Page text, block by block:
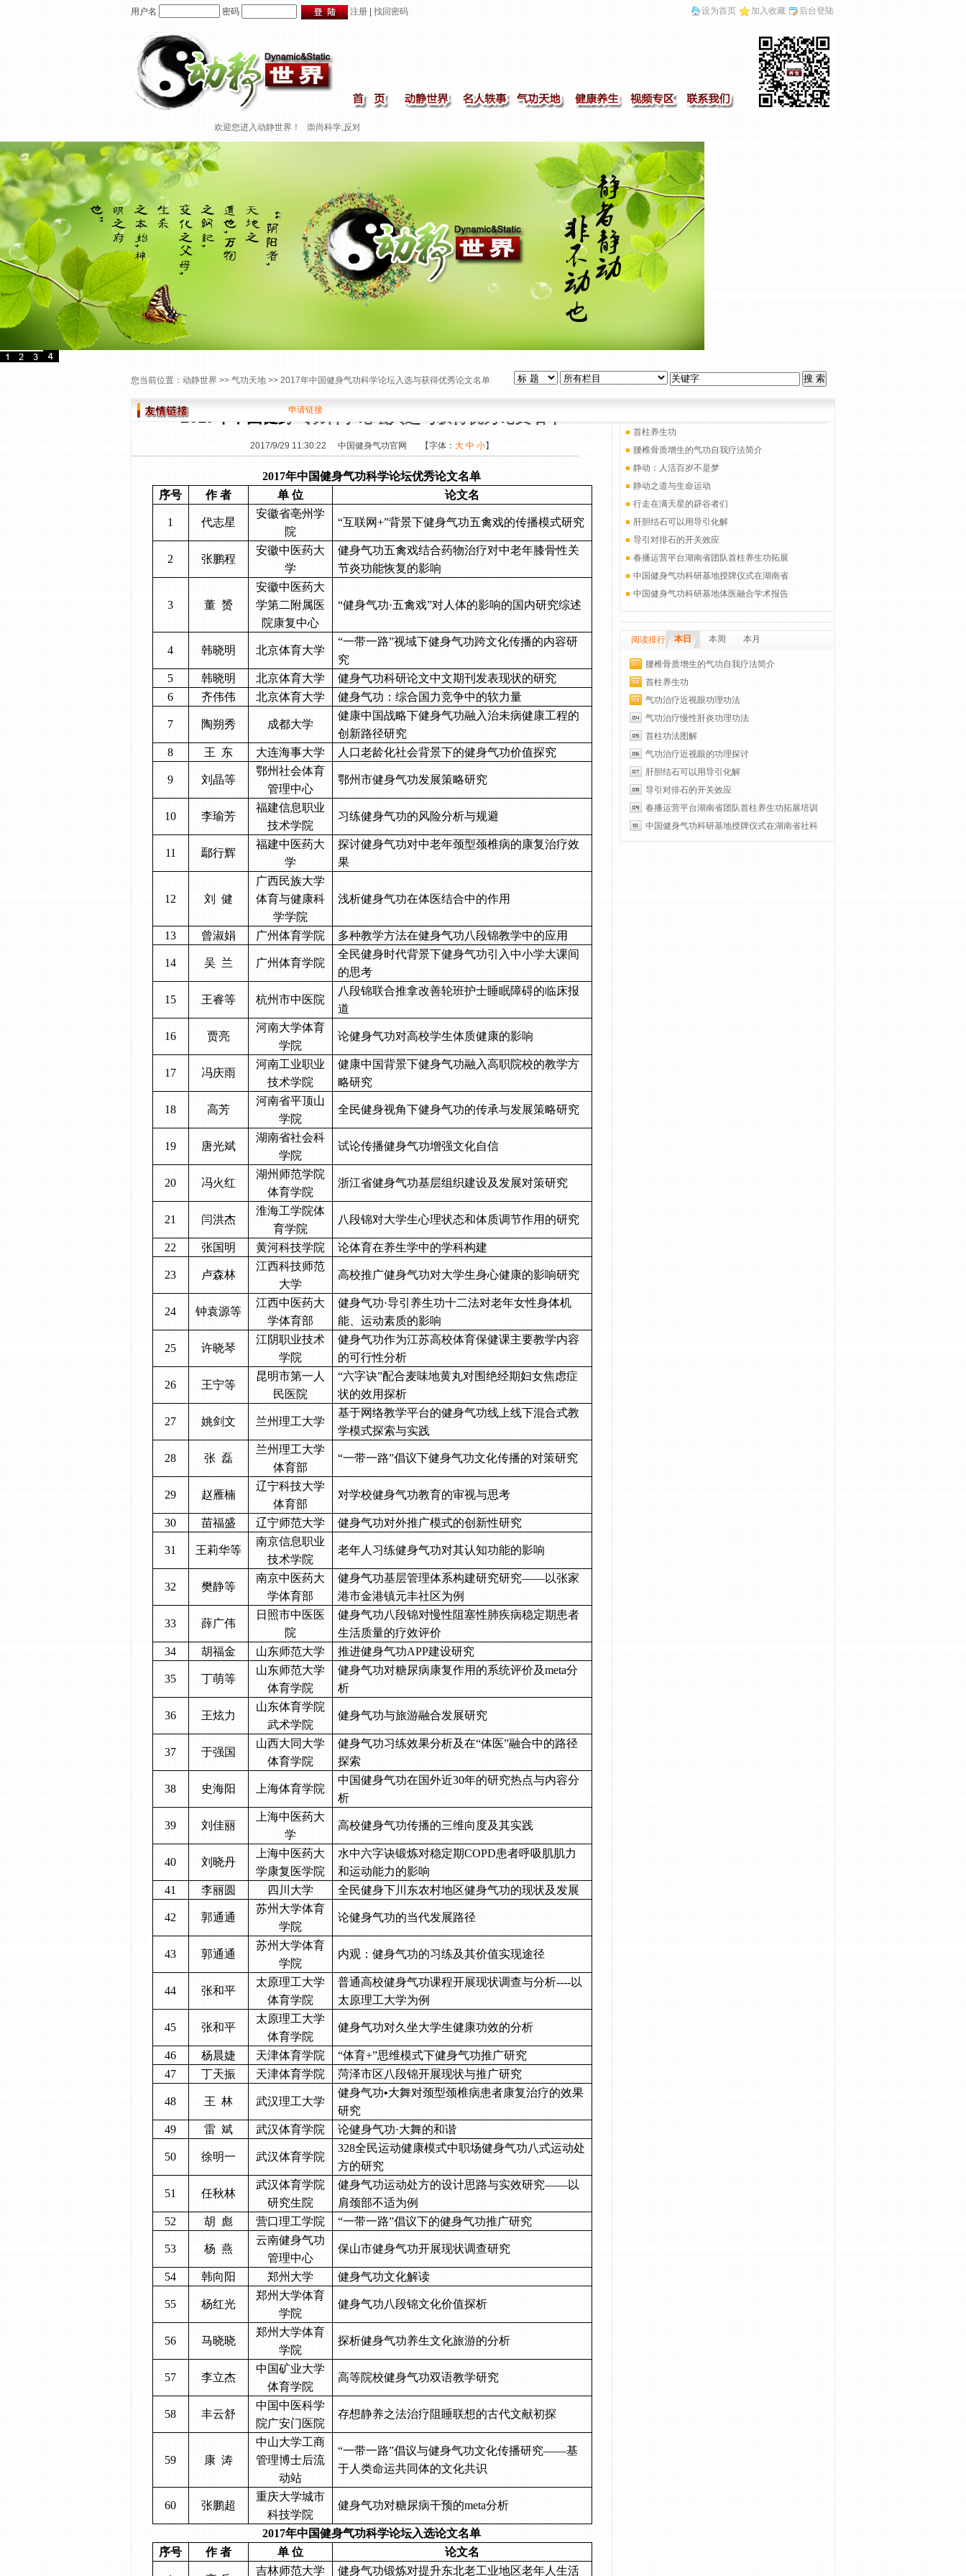
用户名 密码 注册 找回密码 设为首页 加入收藏 后台登陆
欢迎您进入动静世界！ 崇尚科学,反对迷信,弘扬中华传统文化精髓!
您当前位置： 动静世界 >> 气功天地 >> 2017年中国健身气功科学论坛入选与获得优秀论文名单
2017年中国健身气功科学论坛入选与获得优秀论文名单
2017/9/29 11:30:22 中国健身气功官网 【字体： 大 中 小】
2017年中国健身气功科学论坛优秀论文名单
序号
作 者 单 位 论文名
1 代志星
安徽省亳州学
院
“互联网+”背景下健身气功五禽戏的传播模式研究
2 张鹏程
安徽中医药大
学
健身气功五禽戏结合药物治疗对中老年膝骨性关
节炎功能恢复的影响
3 董 赟
安徽中医药大
学第二附属医
院康复中心
“健身气功·五禽戏”对人体的影响的国内研究综述
4 韩晓明 北京体育大学
“一带一路”视域下健身气功跨文化传播的内容研
究
5
韩晓明 北京体育大学
健身气功科研论文中文期刊发表现状的研究
6
齐伟伟 北京体育大学 健身气功：综合国力竞争中的软力量
7 陶朔秀 成都大学
健康中国战略下健身气功融入治未病健康工程的
创新路径研究
8
王 东 大连海事大学 人口老龄化社会背景下的健身气功价值探究
9 刘晶等
鄂州社会体育
管理中心
鄂州市健身气功发展策略研究
10 李瑜芳
福建信息职业
技术学院
习练健身气功的风险分析与规避
11 鄢行辉
福建中医药大
学
探讨健身气功对中老年颈型颈椎病的康复治疗效
果
12 刘 健
广西民族大学
体育与健康科
学学院
浅析健身气功在体医结合中的作用
13 曾淑娟 广州体育学院 多种教学方法在健身气功八段锦教学中的应用
14 吴 兰 广州体育学院
全民健身时代背景下健身气功引入中小学大课间
的思考
15 王睿等 杭州市中医院
八段锦联合推拿改善轮班护士睡眠障碍的临床报
道
16 贾亮
河南大学体育
学院
论健身气功对高校学生体质健康的影响
17 冯庆雨
河南工业职业
技术学院
健康中国背景下健身气功融入高职院校的教学方
略研究
18 高芳
河南省平顶山
学院
全民健身视角下健身气功的传承与发展策略研究
19 唐光斌
湖南省社会科
学院
试论传播健身气功增强文化自信
20 冯火红
湖州师范学院
体育学院
浙江省健身气功基层组织建设及发展对策研究
21 闫洪杰
淮海工学院体
育学院
八段锦对大学生心理状态和体质调节作用的研究
22 张国明 黄河科技学院 论体育在养生学中的学科构建
23 卢森林
江西科技师范
大学
高校推广健身气功对大学生身心健康的影响研究
24 钟袁源等
江西中医药大
学体育部
健身气功·导引养生功十二法对老年女性身体机
能、运动素质的影响
25 许晓琴
江阴职业技术
学院
健身气功作为江苏高校体育保健课主要教学内容
的可行性分析
26 王宁等
昆明市第一人
民医院
“六字诀”配合麦味地黄丸对围绝经期妇女焦虑症
状的效用探析
27 姚剑文 兰州理工大学
基于网络教学平台的健身气功线上线下混合式教
学模式探索与实践
28 张 磊
兰州理工大学
体育部
“一带一路”倡议下健身气功文化传播的对策研究
29 赵雁楠
辽宁科技大学
体育部
对学校健身气功教育的审视与思考
30 苗福盛 辽宁师范大学 健身气功对外推广模式的创新性研究
31 王莉华等
南京信息职业
技术学院
老年人习练健身气功对其认知功能的影响
32 樊静等
南京中医药大
学体育部
健身气功基层管理体系构建研究研究——以张家
港市金港镇元丰社区为例
33 薛广伟
日照市中医医
院
健身气功八段锦对慢性阻塞性肺疾病稳定期患者
生活质量的疗效评价
34
胡福金 山东师范大学 推进健身气功APP建设研究
35 丁萌等
山东师范大学
体育学院
健身气功对糖尿病康复作用的系统评价及meta分
析
36 王炫力
山东体育学院
武术学院
健身气功与旅游融合发展研究
37 于强国
山西大同大学
体育学院
健身气功习练效果分析及在“体医”融合中的路径
探索
38 史海阳 上海体育学院
中国健身气功在国外近30年的研究热点与内容分
析
39 刘佳丽
上海中医药大
学
高校健身气功传播的三维向度及其实践
40 刘晓丹
上海中医药大
学康复医学院
水中六字诀锻炼对稳定期COPD患者呼吸肌肌力
和运动能力的影响
41
李丽圆 四川大学 全民健身下川东农村地区健身气功的现状及发展
42 郭通通
苏州大学体育
学院
论健身气功的当代发展路径
43 郭通通
苏州大学体育
学院
内观：健身气功的习练及其价值实现途径
44 张和平
太原理工大学
体育学院
普通高校健身气功课程开展现状调查与分析----以
太原理工大学为例
45 张和平
太原理工大学
体育学院
健身气功对久坐大学生健康功效的分析
46 杨晨婕 天津体育学院 “体育+”思维模式下健身气功推广研究
47
丁天振 天津体育学院 菏泽市区八段锦开展现状与推广研究
48 王 林 武汉理工大学
健身气功•大舞对颈型颈椎病患者康复治疗的效果
研究
49
雷 斌 武汉体育学院 论健身气功·大舞的和谐
50 徐明一 武汉体育学院
328全民运动健康模式中职场健身气功八式运动处
方的研究
51 任秋林
武汉体育学院
研究生院
健身气功运动处方的设计思路与实效研究——以
肩颈部不适为例
52
胡 彪 营口理工学院 “一带一路”倡议下的健身气功推广研究
53 杨 燕
云南健身气功
管理中心
保山市健身气功开展现状调查研究
54 韩向阳 郑州大学 健身气功文化解读
55 杨红光
郑州大学体育
学院
健身气功八段锦文化价值探析
56 马晓晓
郑州大学体育
学院
探析健身气功养生文化旅游的分析
57 李立杰
中国矿业大学
体育学院
高等院校健身气功双语教学研究
58 丰云舒
中国中医科学
院广安门医院
存想静养之法治疗阻睡联想的古代文献初探
59 康 涛
中山大学工商
管理博士后流
动站
“一带一路”倡议与健身气功文化传播研究——基
于人类命运共同体的文化共识
60 张鹏超
重庆大学城市
科技学院
健身气功对糖尿病干预的meta分析
2017年中国健身气功科学论坛入选论文名单
序号
作 者 单 位 论文名
吉林师范大学 健身气功锻炼对提升东北老工业地区老年人生活
首柱养生功
腰椎骨质增生的气功自我疗法简介
静动：人活百岁不是梦
静动之道与生命运动
行走在满天星的辟谷者们
肝胆结石可以用导引化解
导引对排石的开关效应
春播运营平台湖南省团队首柱养生功拓展
中国健身气功科研基地授牌仪式在湖南省
中国健身气功科研基地体医融合学术报告
阅读排行 本日 本周 本月
腰椎骨质增生的气功自我疗法简介
首柱养生功
气功治疗近视眼功理功法
气功治疗慢性肝炎功理功法
首柱功法图解
气功治疗近视眼的功理探讨
肝胆结石可以用导引化解
导引对排石的开关效应
春播运营平台湖南省团队首柱养生功拓展培训
中国健身气功科研基地授牌仪式在湖南省社科
申请链接